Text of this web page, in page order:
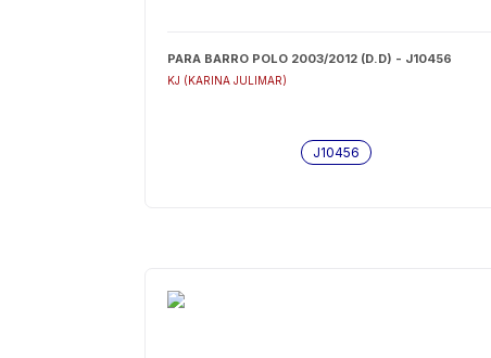
PARA BARRO POLO 2003/2012 (D.D) - J10456
KJ (KARINA JULIMAR)
J10456